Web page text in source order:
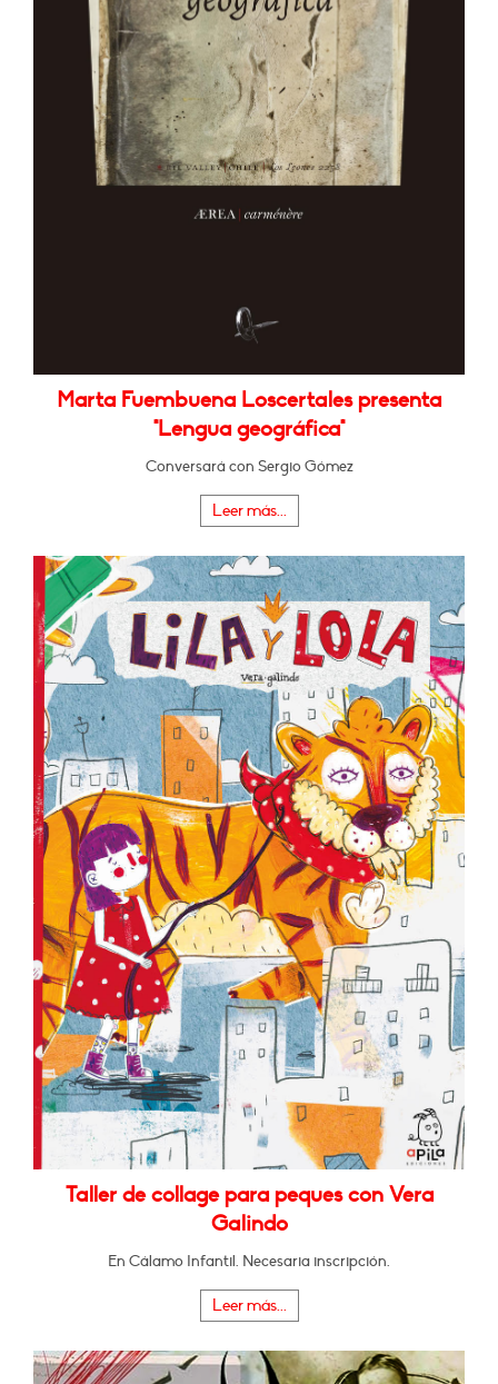
Marta Fuembuena Loscertales presenta
"Lengua geográfica"
Conversará con Sergio Gómez
Leer más...
Taller de collage para peques con Vera
Galindo
En Cálamo Infantil. Necesaria inscripción.
Leer más...